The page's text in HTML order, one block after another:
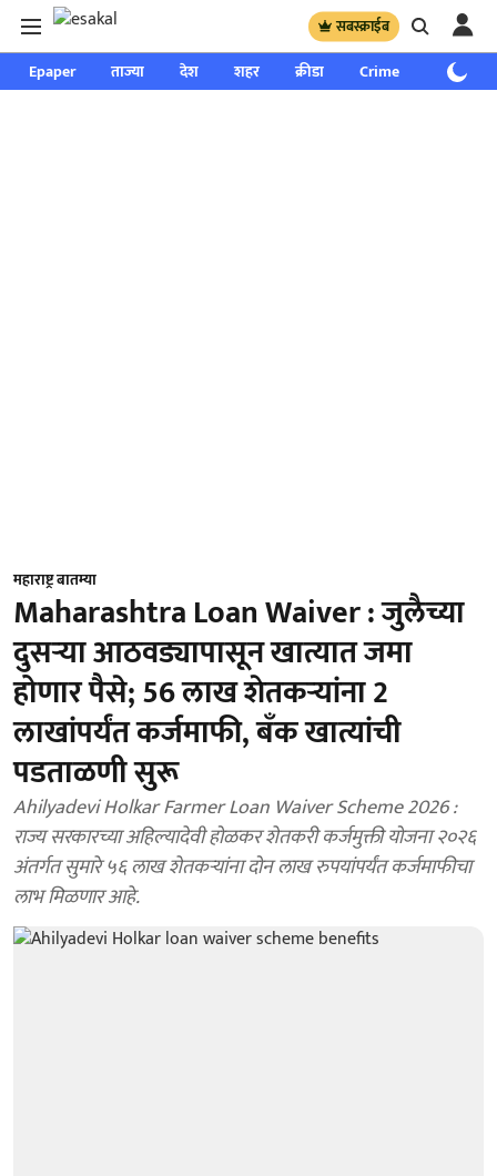
सबस्क्राईब
Epaper ताज्या देश शहर क्रीडा Crime साप्ताहिक
महाराष्ट्र बातम्या
Maharashtra Loan Waiver : जुलैच्या
दुसऱ्या आठवड्यापासून खात्यात जमा
होणार पैसे; 56 लाख शेतकऱ्यांना 2
लाखांपर्यंत कर्जमाफी, बँक खात्यांची
पडताळणी सुरू
Ahilyadevi Holkar Farmer Loan Waiver Scheme 2026 :
राज्य सरकारच्या अहिल्यादेवी होळकर शेतकरी कर्जमुक्ती योजना २०२६
अंतर्गत सुमारे ५६ लाख शेतकऱ्यांना दोन लाख रुपयांपर्यंत कर्जमाफीचा
लाभ मिळणार आहे.